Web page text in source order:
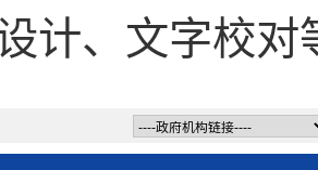
计、文字校对